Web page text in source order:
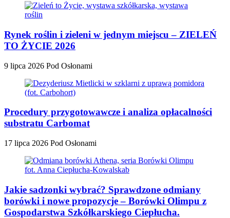
Rynek roślin i zieleni w jednym miejscu – ZIELEŃ
TO ŻYCIE 2026
9 lipca 2026 Pod Osłonami
Procedury przygotowawcze i analiza opłacalności
substratu Carbomat
17 lipca 2026 Pod Osłonami
Jakie sadzonki wybrać? Sprawdzone odmiany
borówki i nowe propozycje – Borówki Olimpu z
Gospodarstwa Szkółkarskiego Ciepłucha.